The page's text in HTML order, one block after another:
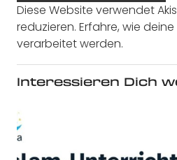
Diese Website verwendet
reduzieren. Erfahre, wie
verarbeitet werden.
Interessieren Dich